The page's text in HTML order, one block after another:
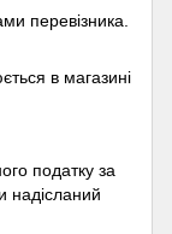
перевізника.
в магазині
податку за
надісланий